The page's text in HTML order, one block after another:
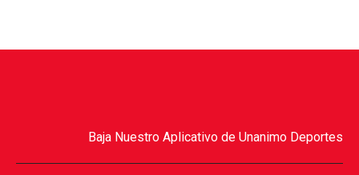
Baja Nuestro Aplicativo de Unanimo Deportes